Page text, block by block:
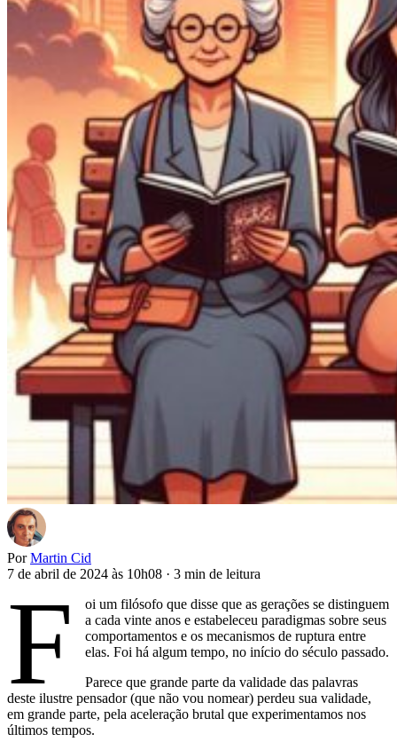
Por Martin Cid
7 de abril de 2024 às 10h08 · 3 min de leitura
F
oi um filósofo que disse que as gerações se distinguem
a cada vinte anos e estabeleceu paradigmas sobre seus
comportamentos e os mecanismos de ruptura entre
elas. Foi há algum tempo, no início do século passado.
Parece que grande parte da validade das palavras
deste ilustre pensador (que não vou nomear) perdeu sua validade,
em grande parte, pela aceleração brutal que experimentamos nos
últimos tempos.